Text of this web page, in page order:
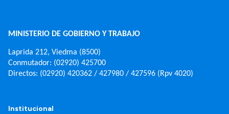
MINISTERIO DE GOBIERNO Y TRABAJO
Laprida 212, Viedma (8500)
Conmutador: (02920) 425700
Directos: (02920) 420362 / 427980 / 427596 (Rpv 4020)
Institucional